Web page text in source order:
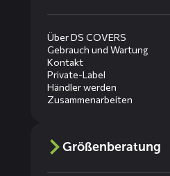
Über DS COVERS
Gebrauch und Wartung
Kontakt
Private-Label
Händler werden
Zusammenarbeiten
Größenberatung